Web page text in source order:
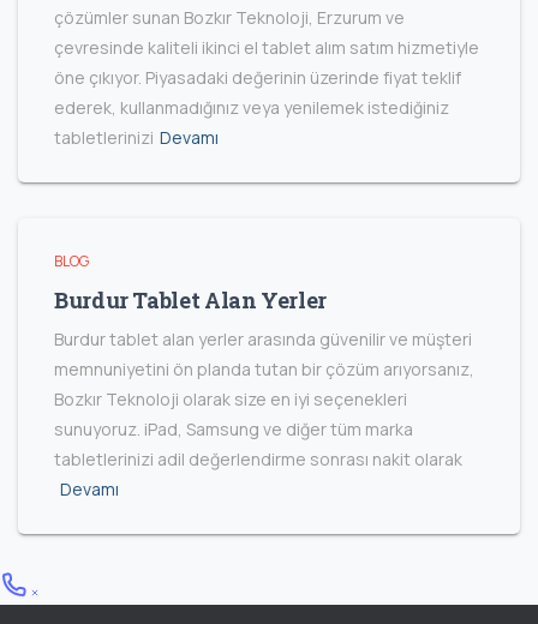
çözümler sunan Bozkır Teknoloji, Erzurum ve
çevresinde kaliteli ikinci el tablet alım satım hizmetiyle
öne çıkıyor. Piyasadaki değerinin üzerinde fiyat teklif
ederek, kullanmadığınız veya yenilemek istediğiniz
tabletlerinizi Devamı
BLOG
Burdur Tablet Alan Yerler
Burdur tablet alan yerler arasında güvenilir ve müşteri
memnuniyetini ön planda tutan bir çözüm arıyorsanız,
Bozkır Teknoloji olarak size en iyi seçenekleri
sunuyoruz. iPad, Samsung ve diğer tüm marka
tabletlerinizi adil değerlendirme sonrası nakit olarak
Devamı